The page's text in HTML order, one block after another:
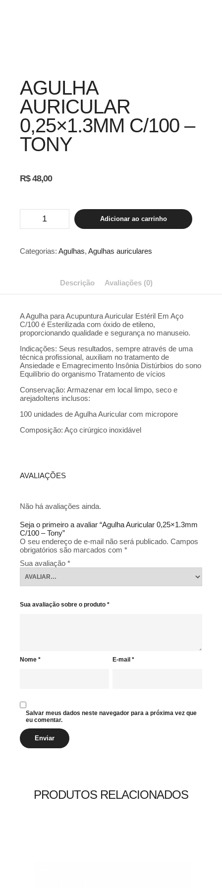
AGULHA
AURICULAR
0,25×1.3MM C/100 –
TONY
R$48,00
Auricular
0,25x1.3mm
-
Tony
Adicionar ao carrinho
Categorias: Agulhas, Agulhas auriculares
Descrição Avaliações (0)
A Agulha para Acupuntura Auricular Estéril Em Aço
C/100 é Esterilizada com óxido de etileno,
proporcionando qualidade e segurança no manuseio.
Indicações: Seus resultados, sempre através de uma
técnica profissional, auxiliam no tratamento de
Ansiedade e Emagrecimento Insônia Distúrbios do sono
Equilíbrio do organismo Tratamento de vícios
Conservação: Armazenar em local limpo, seco e
arejadoItens inclusos:
100 unidades de Agulha Auricular com micropore
Composição: Aço cirúrgico inoxidável
AVALIAÇÕES
Não há avaliações ainda.
Seja o primeiro a avaliar “Agulha Auricular 0,25×1.3mm
C/100 – Tony”
O seu endereço de e-mail não será publicado. Campos
obrigatórios são marcados com *
Sua avaliação *
Sua avaliação sobre o produto *
Nome * E-mail*
Salvar meus dados neste navegador para a próxima vez que
eu comentar.
PRODUTOS RELACIONADOS